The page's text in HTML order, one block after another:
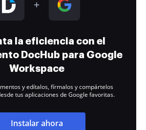
la eficiencia con el
DocHub para Google
Workspace
y edítalos, fírmalos y compártelos
tus aplicaciones de Google favoritas.
Instalar ahora